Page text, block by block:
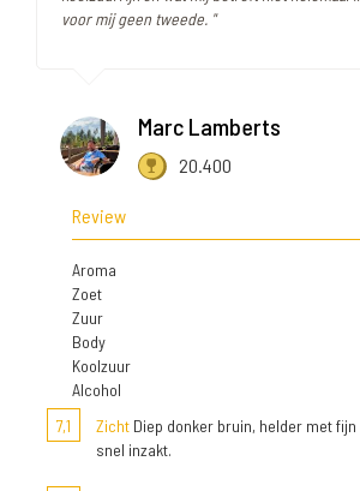
voor mij geen tweede. "
Marc Lamberts
20.400
Review
Aroma
Zoet
Zuur
Body
Koolzuur
Alcohol
7,1
Zicht Diep donker bruin, helder met
snel inzakt.